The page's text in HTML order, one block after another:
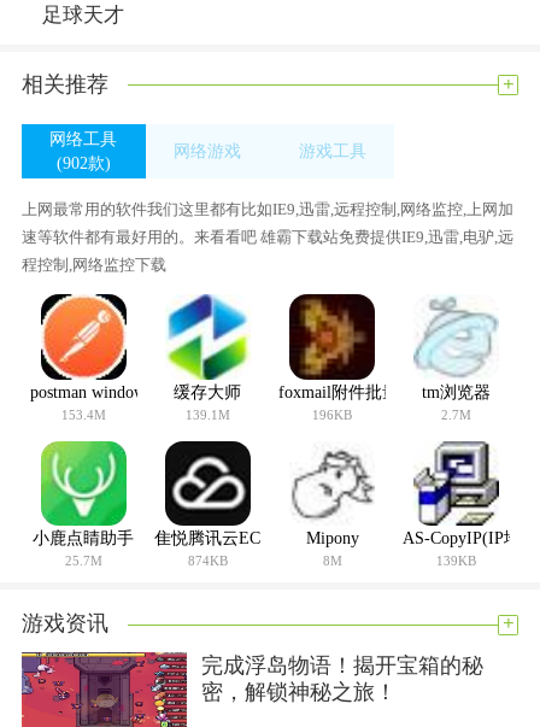
足球天才
相关推荐 +
网络工具
(902款)
网络游戏
游戏工具
上网最常用的软件我们这里都有比如IE9,迅雷,远程控制,网络监控,上网加
速等软件都有最好用的。来看看吧 雄霸下载站免费提供IE9,迅雷,电驴,远
程控制,网络监控下载
postman windows64位
153.4M
缓存大师
139.1M
foxmail附件批量导出工具
196KB
tm浏览器
2.7M
小鹿点睛助手
25.7M
隹悦腾讯云ECS批量管理工具
874KB
Mipony
8M
AS-CopyIP(IP地
139KB
游戏资讯 +
完成浮岛物语！揭开宝箱的秘
密，解锁神秘之旅！